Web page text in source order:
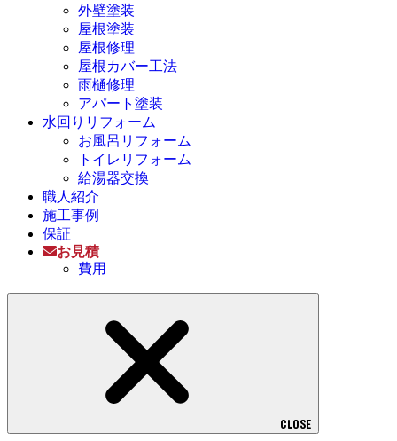
外壁塗装
屋根塗装
屋根修理
屋根カバー工法
雨樋修理
アパート塗装
水回りリフォーム
お風呂リフォーム
トイレリフォーム
給湯器交換
職人紹介
施工事例
保証
お見積
費用
CLOSE